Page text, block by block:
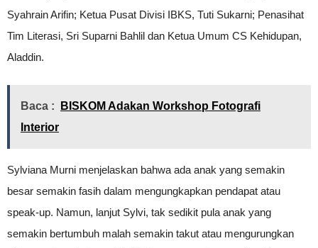
Syahrain Arifin; Ketua Pusat Divisi IBKS, Tuti Sukarni; Penasihat
Tim Literasi, Sri Suparni Bahlil dan Ketua Umum CS Kehidupan,
Aladdin.
Baca :
BISKOM Adakan Workshop Fotografi
Interior
Sylviana Murni menjelaskan bahwa ada anak yang semakin
besar semakin fasih dalam mengungkapkan pendapat atau
speak-up. Namun, lanjut Sylvi, tak sedikit pula anak yang
semakin bertumbuh malah semakin takut atau mengurungkan